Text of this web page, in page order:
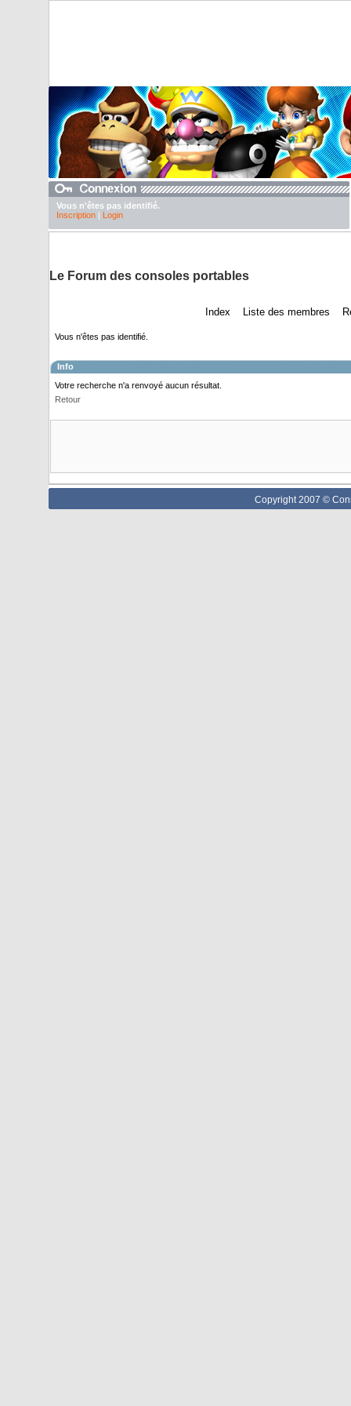
Vous n'êtes pas identifié.
Inscription| Login
Le Forum des consoles portables
Index Liste des membres
Vous n'êtes pas identifié.
Info
Votre recherche n'a renvoyé aucun résultat.
Retour
Copyright 2007 ©